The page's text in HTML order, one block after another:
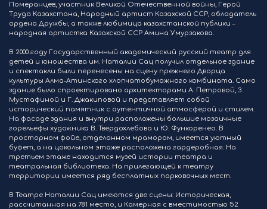
Померанцев, участник Великой Отечественной войны, Герой
Труда Казахстана, Народный артист Казахской ССР, обладатель
ордена Дружбы, а также любимица казахстанской публики –
народная артистка Казахской ССР Амина Умурзакова.
В 2000 году Государственный академический русский театр для
детей и юношества им. Наталии Сац получил отдельное здание
и спектакли были перенесены на сцену прежнего Дворца
культуры Алма-Атинского хлопчатобумажного комбината. Само
здание было спроектировано архитекторами А. Петровой, З.
Мустафиной и Г. Джакиповой и представляет собой
исторический памятник с аутентичной атмосферой и стилем.
На фасаде здания и внутри расположены большие мозаичные
горельефы художника В. Твердохлебова и Ю. Функоренео. В
просторном фойе, отделанном мрамором, имеется уютный
буфет, а на цокольном этаже расположена гардеробная. На
третьем этаже находится музей истории театра и
театральная библиотека. На прилегающей к театру
территории имеется ряд бесплатных парковочных мест.
В Театре Наталии Сац имеются две сцены: Историческая,
рассчитанная на 781 место, и Камерная с вместимостью 52